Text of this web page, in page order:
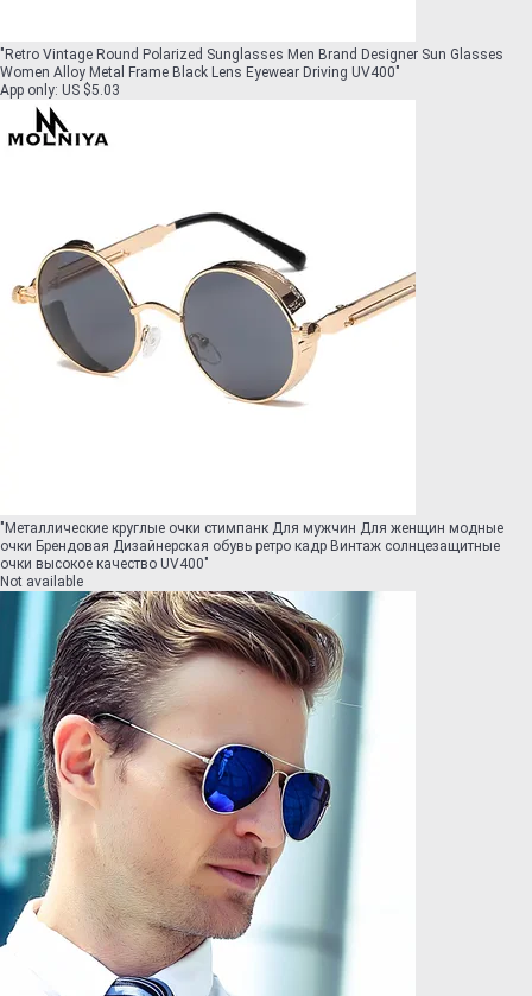
" Retro Vintage Round Polarized Sunglasses Men Brand Designer Sun Glasses
Women Alloy Metal Frame Black Lens Eyewear Driving UV400"
App only: US $5.03
" Металлические круглые очки стимпанк Для мужчин Для женщин модные
очки Брендовая Дизайнерская обувь ретро кадр Винтаж солнцезащитные
очки высокое качество UV400"
Not available